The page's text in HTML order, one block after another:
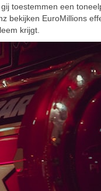
toestemmen een
bekijken EuroMillions
krijgt.